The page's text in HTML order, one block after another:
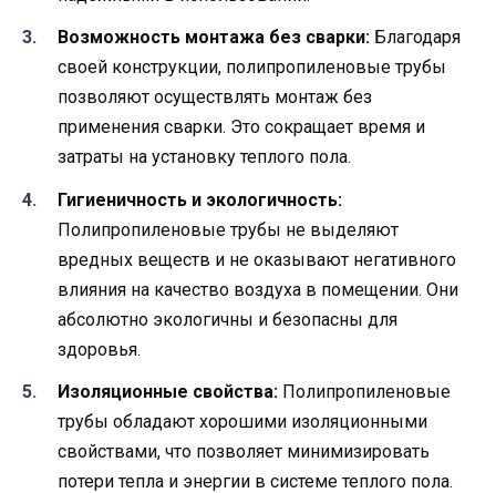
Возможность монтажа без сварки: Благодаря
своей конструкции, полипропиленовые трубы
позволяют осуществлять монтаж без
применения сварки. Это сокращает время и
затраты на установку теплого пола.
Гигиеничность и экологичность:
Полипропиленовые трубы не выделяют
вредных веществ и не оказывают негативного
влияния на качество воздуха в помещении. Они
абсолютно экологичны и безопасны для
здоровья.
Изоляционные свойства: Полипропиленовые
трубы обладают хорошими изоляционными
свойствами, что позволяет минимизировать
потери тепла и энергии в системе теплого пола.